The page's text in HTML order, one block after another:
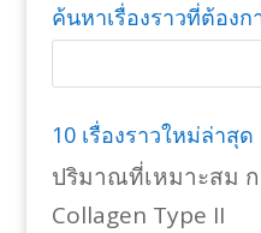
ค้นหาเรื่องราวที่ต้องก
10 เรื่องราวใหม่ล่าสุด
ปริมาณที่เหมาะสม
Collagen Type II